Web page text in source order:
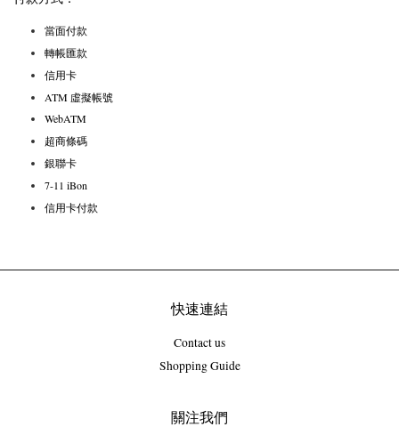
當面付款
轉帳匯款
信用卡
ATM 虛擬帳號
WebATM
超商條碼
銀聯卡
7-11 iBon
信用卡付款
快速連結
Contact us
Shopping Guide
關注我們